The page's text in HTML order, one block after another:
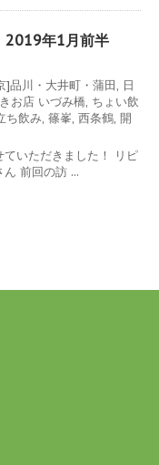
2019年1月前半
]品川・大井町・蒲田, 日
お店 いづみ橋, ちょい飲
ち飲み, 篠峯, 西条鶴, 開
いただきました！ リピ
前回の訪 ...